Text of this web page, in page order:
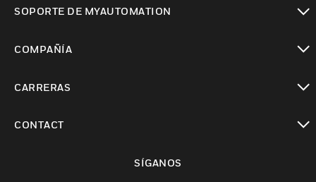
SOPORTE DE MYAUTOMATION
COMPAÑÍA
CARRERAS
CONTACT
SÍGANOS